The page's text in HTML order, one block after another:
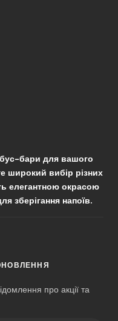
бари для вашого
широкий вибір різних
елегантною окрасою
зберігання напоїв.
про акції та